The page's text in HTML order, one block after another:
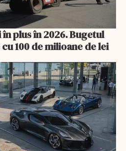
plus în 2026. Bugetul
100 de milioane de lei